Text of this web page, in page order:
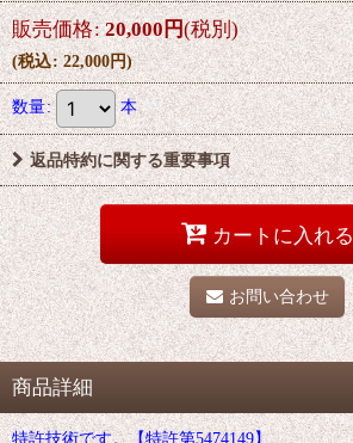
販売価格: 20,000円(税別)
(税込: 22,000円)
数量: 本
返品特約に関する重要事項
カートに入れる
お問い合わせ
商品詳細
特許技術です。【特許第5474149】